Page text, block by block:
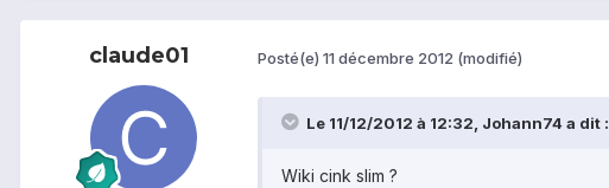
claude01 Posté(e) 11 décembre 2012 (modifié)
Le 11/12/2012 à 12:32, Johann74 a dit :
Wiki cink slim ?